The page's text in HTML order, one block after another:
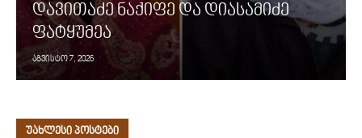
დავითაძე ნაქიფე და დიასამიძე
ფატყუმეა
აგვისტო 7, 2026
უახლესი პოსტები